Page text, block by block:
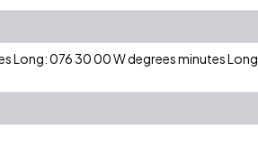
Long: 076 30 00 W degrees minutes